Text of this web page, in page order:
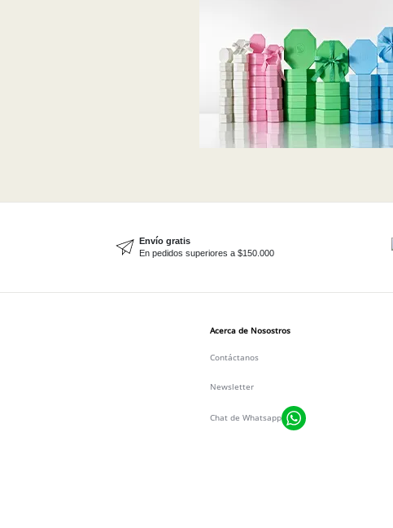
Envío gratis
En pedidos superiores a $150.000
Acerca de Nosostros
Contáctanos
Newsletter
Chat de Whatsapp